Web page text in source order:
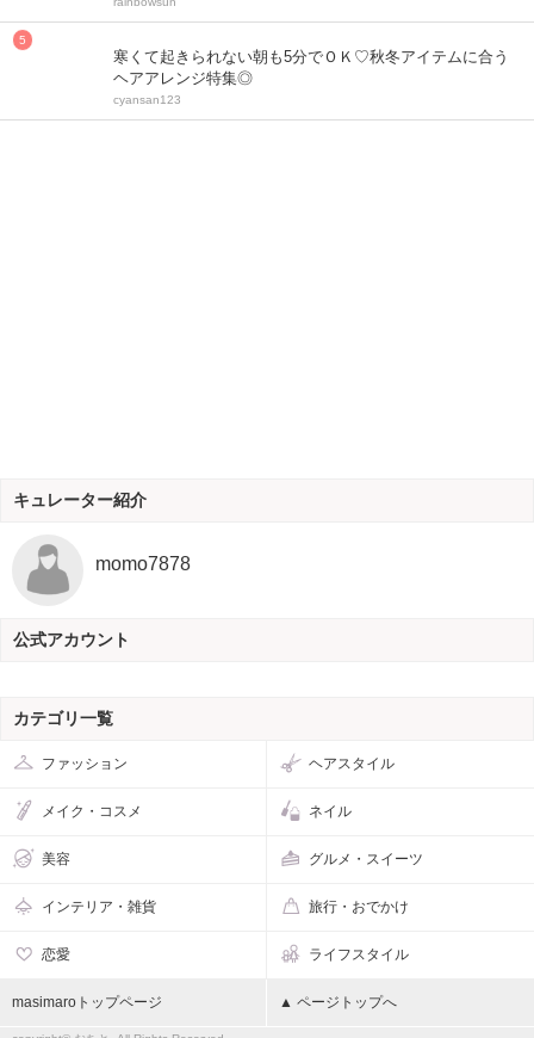
寒くて起きられない朝も5分でＯＫ♡秋冬アイテムに合う
ヘアアレンジ特集◎
cyansan123
キュレーター紹介
momo7878
公式アカウント
カテゴリ一覧
ファッション ヘアスタイル
メイク・コスメ ネイル
美容 グルメ・スイーツ
インテリア・雑貨 旅行・おでかけ
恋愛 ライフスタイル
masimaroトップページ ▲ ページトップへ